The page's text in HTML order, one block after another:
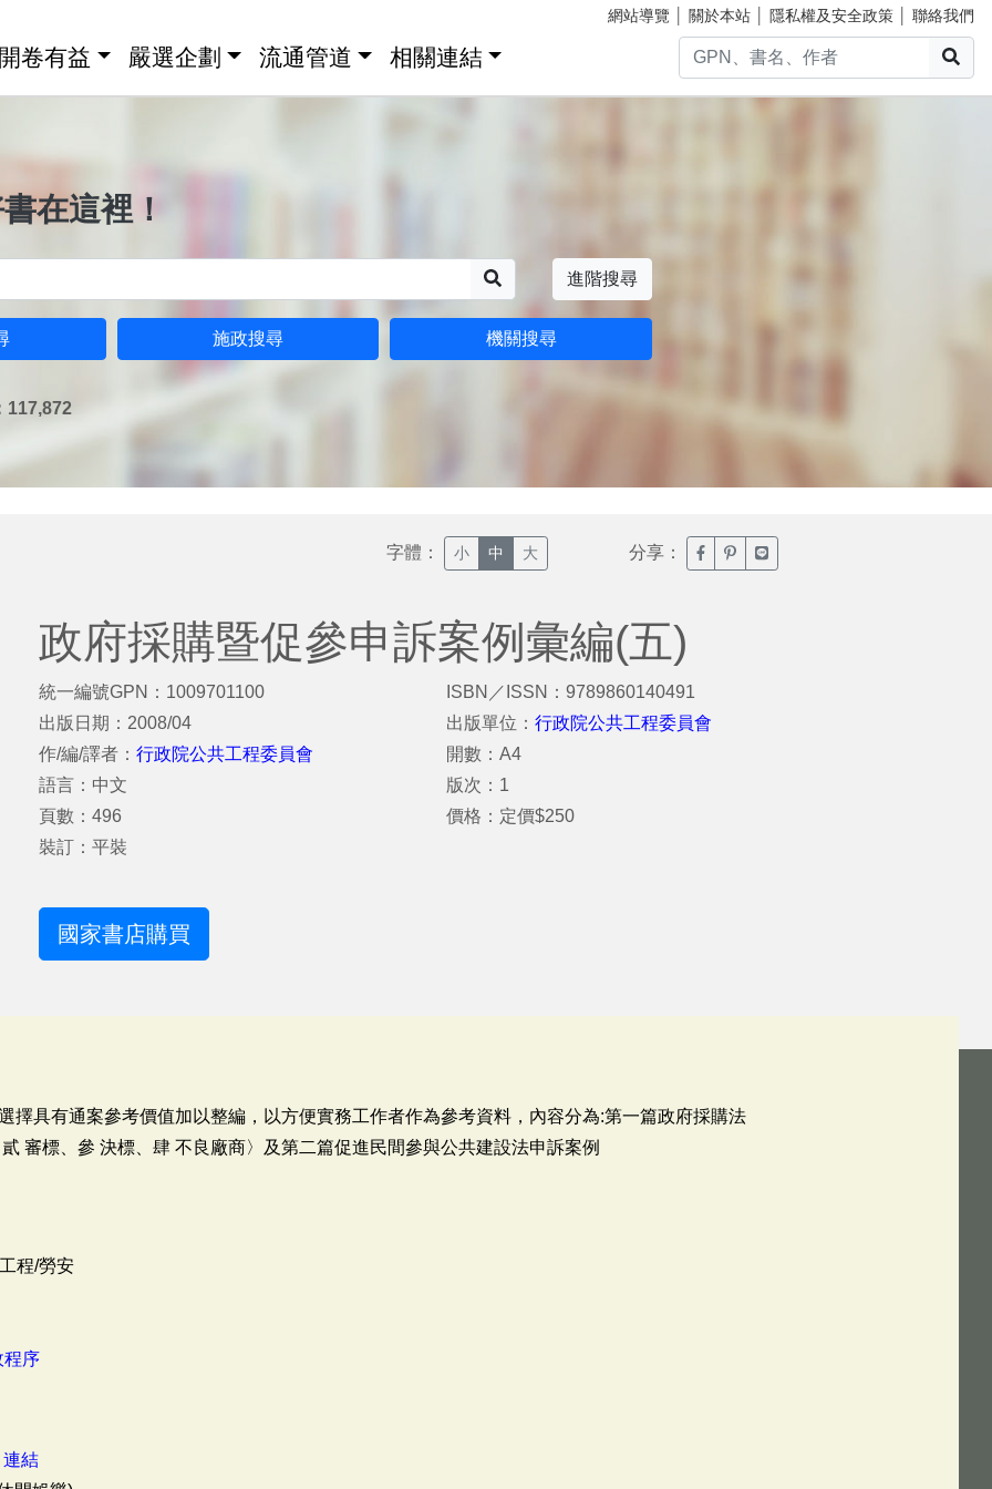
網站導覽 關於本站 隱私權及安全政策 聯絡我們
卷有益 嚴選企劃 流通管道 相關連結
在這裡！
進階搜尋
施政搜尋 機關搜尋
117,872
字體： 小 中 大 分享： 臉書分享(另開新視窗)
噗浪分享(另開新視窗)
Line分享(另開新視窗)
政府採購暨促參申訴案例彙編(五)
統一編號GPN：1009701100
出版日期：2008/04
作/編/譯者： 行政院公共工程委員會
語言：中文
頁數：496
裝訂：平裝
ISBN／ISSN：9789860140491
出版單位：行政院公共工程委員會
開數：A4
版次：1
價格：定價$250
國家書店購買
擇具有通案參考價值加以整編，以方便實務工作者作為參考資料，內容分為:第一篇政府採購法
審標、參 決標、肆 不良廠商〉及第二篇促進民間參與公共建設法申訴案例
程/勞安
程序
連結